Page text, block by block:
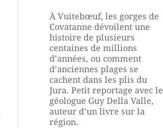
À Vuitebœuf, les gorges de
Covatanne dévoilent une
histoire de plusieurs
centaines de millions
d’années, ou comment
d’anciennes plages se
cachent dans les plis du
Jura. Petit reportage avec le
géologue Guy Della Valle,
auteur d’un livre sur la
région.